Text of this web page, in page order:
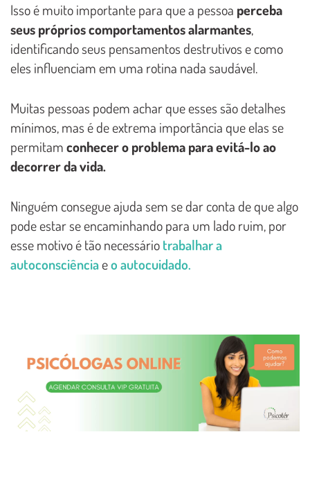
Isso é muito importante para que a pessoa perceba
seus próprios comportamentos alarmantes,
identificando seus pensamentos destrutivos e como
eles influenciam em uma rotina nada saudável.
Muitas pessoas podem achar que esses são detalhes
mínimos, mas é de extrema importância que elas se
permitamconhecer o problema para evitá-lo ao
decorrer da vida.
Ninguém consegue ajuda sem se dar conta de que algo
pode estar se encaminhando para um lado ruim, por
esse motivo é tão necessáriotrabalhar a
autoconsciênciaeo autocuidado.